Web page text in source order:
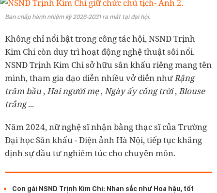
Ban chấp hành nhiệm kỳ 2026-2031 ra mắt tại đại hội.
Không chỉ nổi bật trong công tác hội, NSND Trịnh
Kim Chi còn duy trì hoạt động nghệ thuật sôi nổi.
NSND Trịnh Kim Chi sở hữu sân khấu riêng mang tên
mình, tham gia đạo diễn nhiều vở diễn nhưRặng
trâm bầu ,Hai người mẹ,Ngày ấy cổng trời,Blouse
trắng...
Năm 2024, nữ nghệ sĩ nhận bằng thạc sĩ của Trường
Đại học Sân khấu - Điện ảnh Hà Nội, tiếp tục khẳng
định sự đầu tư nghiêm túc cho chuyên môn.
Con gái NSND Trịnh Kim Chi: Nhan sắc như Hoa hậu, tốt